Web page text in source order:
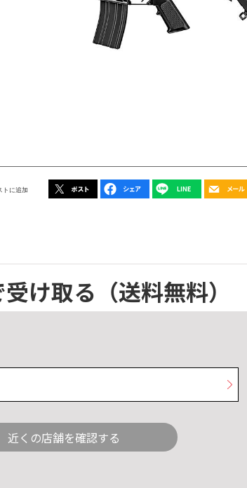
トに追加
け取る （送料無料）
近くの店舗を確認する